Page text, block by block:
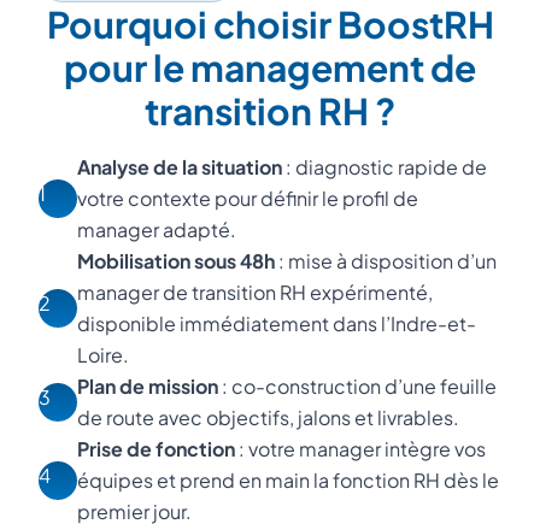
Pourquoi choisir BoostRH
pour le management de
transition RH ?
1
Analyse de la situation: diagnostic rapide de
votre contexte pour définir le profil de
manager adapté.
2
Mobilisation sous 48h: mise à disposition d’un
manager de transition RH expérimenté,
disponible immédiatement dans l’Indre-et-
Loire.
3
Plan de mission: co-construction d’une feuille
de route avec objectifs, jalons et livrables.
4
Prise de fonction: votre manager intègre vos
équipes et prend en main la fonction RH dès le
premier jour.